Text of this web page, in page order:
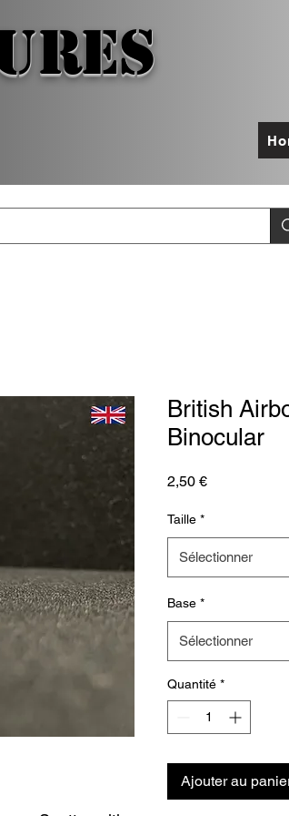
British
Binocular
2,50 €Prix
Taille *
Sélectionner
Base *
Sélectionner
Quantité *
Ajouter au